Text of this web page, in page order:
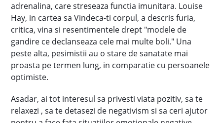
adrenalina, care streseaza functia imunitara. Louise
Hay, in cartea sa Vindeca-ti corpul, a descris furia,
critica, vina si resentimentele drept "modele de
gandire ce declanseaza cele mai multe boli." Una
peste alta, pesimistii au o stare de sanatate mai
proasta pe termen lung, in comparatie cu persoanele
optimiste.
Asadar, ai tot interesul sa privesti viata pozitiv, sa te
relaxezi , sa te detasezi de negativism si sa ceri ajutor